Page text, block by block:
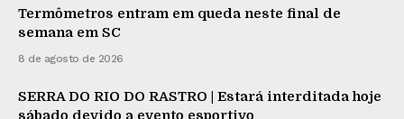
Termômetros entram em queda neste final de
semana em SC
8 de agosto de 2026
SERRA DO RIO DO RASTRO | Estará interditada hoje
sábado devido a evento esportivo